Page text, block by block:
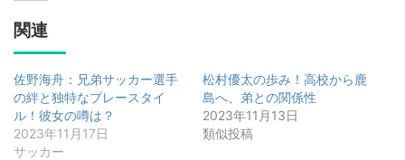
関連
佐野海舟：兄弟サッカー選手
の絆と独特なプレースタイ
ル！彼女の噂は？
2023年11月17日
サッカー
松村優太の歩み！高校から鹿
島へ、弟との関係性
2023年11月13日
類似投稿